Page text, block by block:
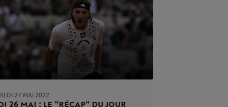
27 MAI 2022
26 mai : le "récap" du jour